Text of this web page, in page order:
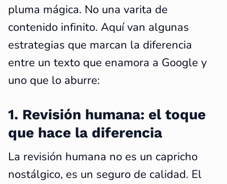
pluma mágica. No una varita de
contenido infinito. Aquí van algunas
estrategias que marcan la diferencia
entre un texto que enamora a Google y
uno que lo aburre:
1. Revisión humana: el toque
que hace la diferencia
La revisión humana no es un capricho
nostálgico, es un seguro de calidad. El